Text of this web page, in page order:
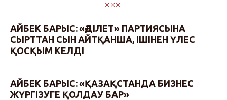
АЙБЕК БАРЫС: «ӘДІЛЕТ» ПАРТИЯСЫНА
СЫРТТАН СЫН АЙТҚАНША, ІШІНЕН ҮЛЕС
ҚОСҚЫМ КЕЛДІ
АЙБЕК БАРЫС: «ҚАЗАҚСТАНДА БИЗНЕС
ЖҮРГІЗУГЕ ҚОЛДАУ БАР»